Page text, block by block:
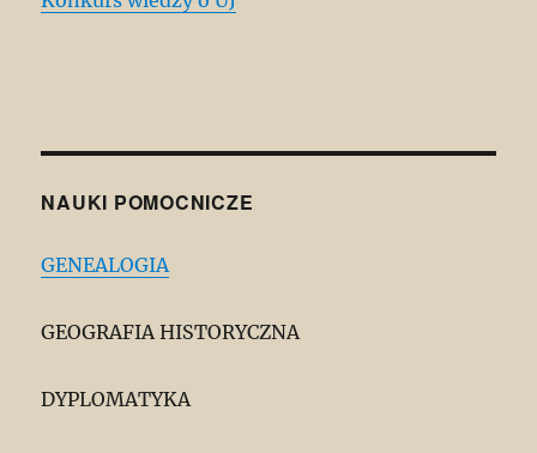
NAUKI POMOCNICZE
GENEALOGIA
GEOGRAFIA HISTORYCZNA
DYPLOMATYKA